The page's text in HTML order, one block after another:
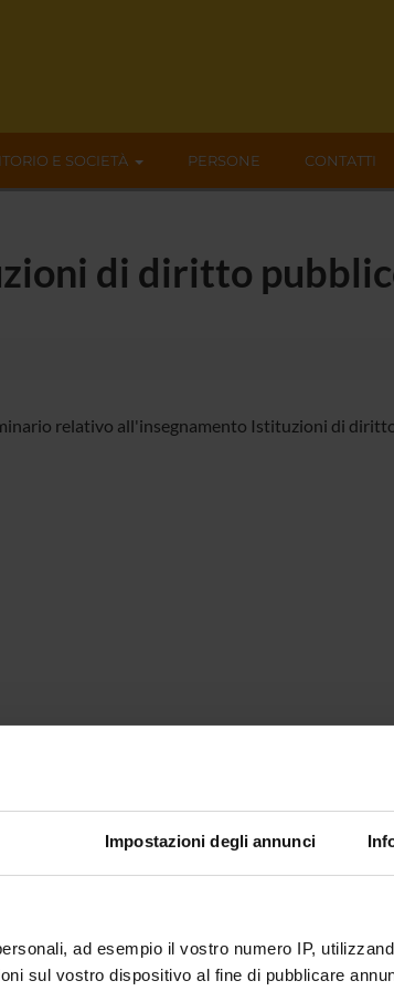
Impostazioni degli annunci
ad esempio il vostro numero IP,
sul vostro dispositivo al fine di pubblicare
E SOCIETÀ PERSONE CONTATTI
di diritto
relativo all'insegnamento Istituzioni di